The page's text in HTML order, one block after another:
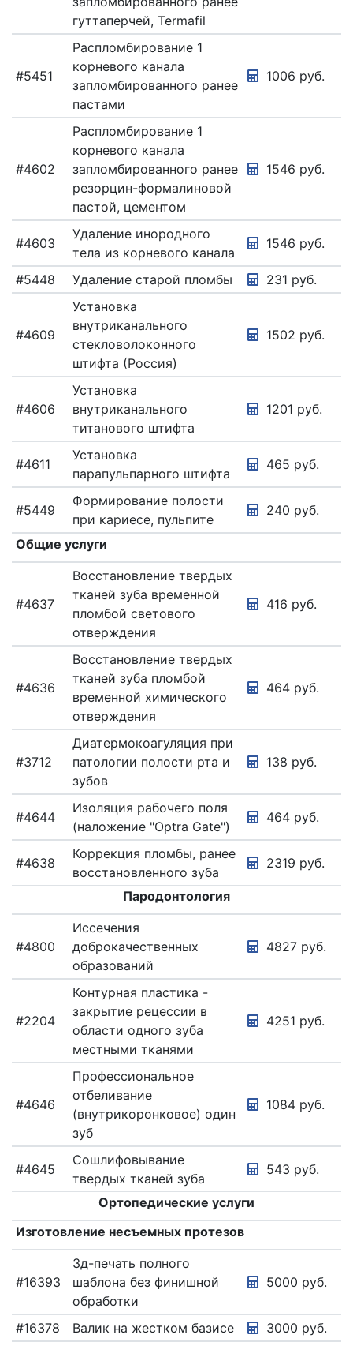
гуттаперчей, Termafil
#5451
Распломбирование 1
корневого канала
запломбированного ранее
пастами
1006 руб.
#4602
Распломбирование 1
корневого канала
запломбированного ранее
резорцин-формалиновой
пастой, цементом
1546 руб.
#4603
Удаление инородного
тела из корневого канала
1546 руб.
#5448 Удаление старой пломбы 231 руб.
#4609
Установка
внутриканального
стекловолоконного
штифта (Россия)
1502 руб.
#4606
Установка
внутриканального
титанового штифта
1201 руб.
#4611
Установка
парапульпарного штифта
465 руб.
#5449
Формирование полости
при кариесе, пульпите
240 руб.
Общие услуги
#4637
Восстановление твердых
тканей зуба временной
пломбой светового
отверждения
416 руб.
#4636
Восстановление твердых
тканей зуба пломбой
временной химического
отверждения
464 руб.
#3712
Диатермокоагуляция при
патологии полости рта и
зубов
138 руб.
#4644
Изоляция рабочего поля
(наложение "Optra Gate")
464 руб.
#4638
Коррекция пломбы, ранее
восстановленного зуба
2319 руб.
Пародонтология
#4800
Иссечения
доброкачественных
образований
4827 руб.
#2204
Контурная пластика -
закрытие рецессии в
области одного зуба
местными тканями
4251 руб.
#4646
Профессиональное
отбеливание
(внутрикоронковое) один
зуб
1084 руб.
#4645
Сошлифовывание
твердых тканей зуба
543 руб.
Ортопедические услуги
Изготовление несъемных протезов
#16393
3д-печать полного
шаблона без финишной
обработки
5000 руб.
#16378 Валик на жестком базисе 3000 руб.